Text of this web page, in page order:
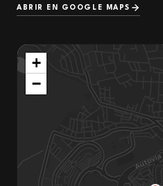
ABRIR EN GOOGLE MAPS
+
−